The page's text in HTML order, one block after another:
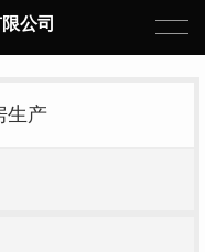
公司
生产